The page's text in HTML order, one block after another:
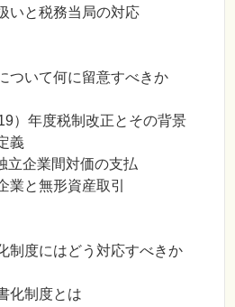
と税務当局の対応
いて何に留意すべきか
年度税制改正とその背景
義
企業間対価の支払
と無形資産取引
度にはどう対応すべきか
制度とは